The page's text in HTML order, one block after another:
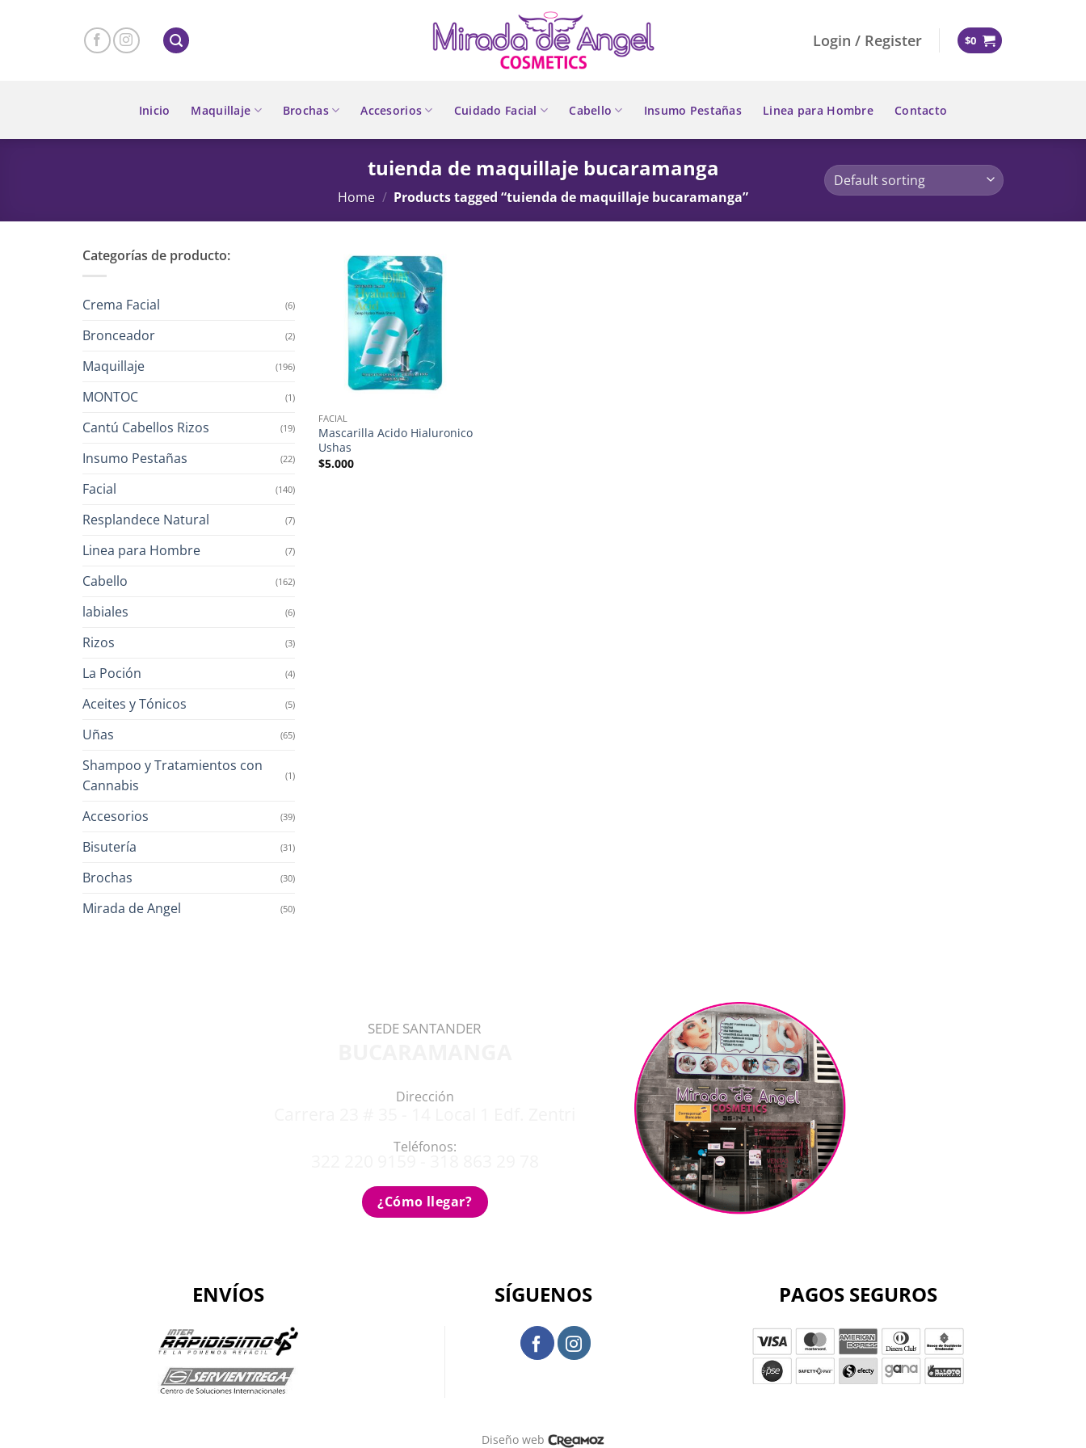
Login / Register $0
Inicio Maquillaje Brochas Accesorios Cuidado Facial Cabello Insumo Pestañas Linea para Hombre Contacto
tuienda de maquillaje bucaramanga
Home / Products tagged “tuienda de maquillaje bucaramanga”
Categorías de producto:
Crema Facial (6)
Bronceador (2)
Maquillaje (196)
MONTOC (1)
Cantú Cabellos Rizos (19)
Insumo Pestañas (22)
Facial (140)
Resplandece Natural (7)
Linea para Hombre (7)
Cabello (162)
labiales (6)
Rizos (3)
La Poción (4)
Aceites y Tónicos (5)
Uñas (65)
Shampoo y Tratamientos con
Cannabis
(1)
Accesorios (39)
Bisutería (31)
Brochas (30)
Mirada de Angel (50)
FACIAL
Mascarilla Acido Hialuronico
Ushas
$5.000
SEDE SANTANDER
Dirección
Teléfonos:
¿Cómo llegar?
ENVÍOS SÍGUENOS PAGOS SEGUROS
Diseño web